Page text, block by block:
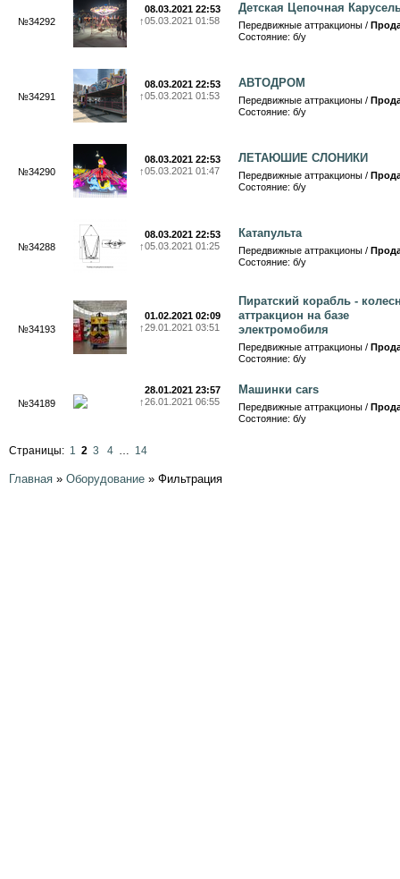
№34292
08.03.2021 22:53
↑05.03.2021 01:58
Детская Цепочная
Передвижные аттракционы /
Состояние: б/у
№34291
08.03.2021 22:53
↑05.03.2021 01:53
АВТОДРОМ
Передвижные аттракционы /
Состояние: б/у
№34290
08.03.2021 22:53
↑05.03.2021 01:47
ЛЕТАЮШИЕ СЛОНИКИ
Передвижные аттракционы /
Состояние: б/у
№34288
08.03.2021 22:53
↑05.03.2021 01:25
Катапульта
Передвижные аттракционы /
Состояние: б/у
№34193
01.02.2021 02:09
↑29.01.2021 03:51
Пиратский корабль -
аттракцион на базе
электромобиля
Передвижные аттракционы /
Состояние: б/у
№34189
28.01.2021 23:57
↑26.01.2021 06:55
Машинки cars
Передвижные аттракционы /
Состояние: б/у
Страницы: 1 2 3 4 14
Главная » Оборудование » Фильтрация